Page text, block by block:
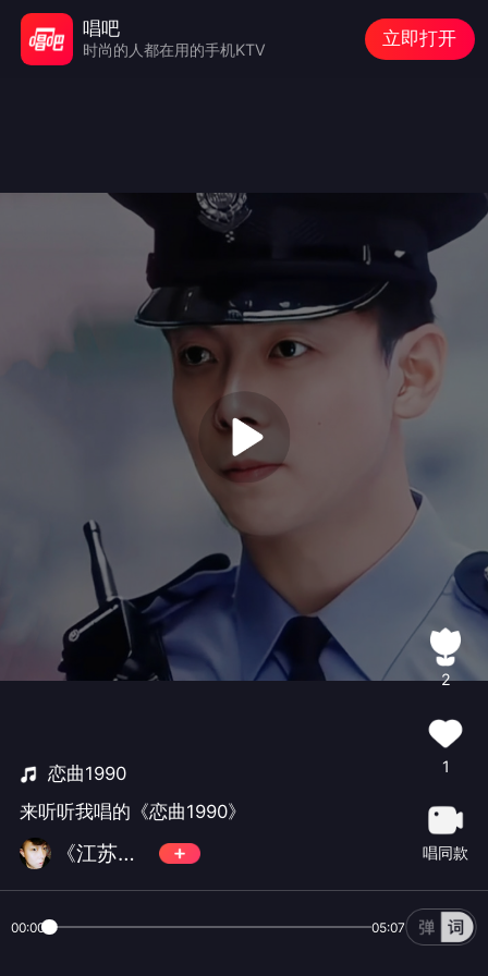
恋曲1990
来听听我唱的《恋曲1990》
《江苏扩世》
2
1
唱同款
00:00 05:07
唱吧
时尚的人都在用的手机KTV
立即打开